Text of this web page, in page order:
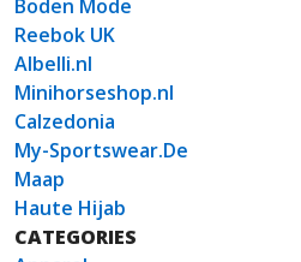
Boden Mode
Reebok UK
Albelli.nl
Minihorseshop.nl
Calzedonia
My-Sportswear.De
Maap
Haute Hijab
CATEGORIES